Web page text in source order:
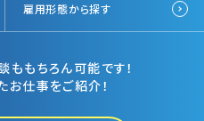
雇用形態から探す
ももちろん可能です！
お仕事をご紹介！